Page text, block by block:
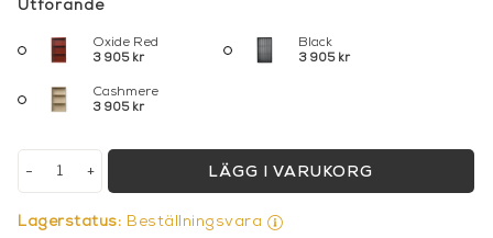
Utförande
Oxide Red
3 905 kr
Black
3 905 kr
Cashmere
3 905 kr
+
- LÄGG I VARUKORG
Lagerstatus: Beställningsvara